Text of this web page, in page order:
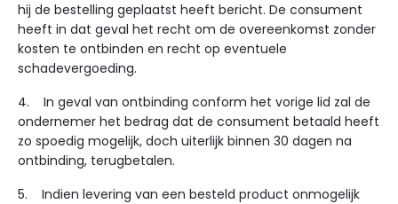
hij de bestelling geplaatst heeft bericht. De consument
heeft in dat geval het recht om de overeenkomst zonder
kosten te ontbinden en recht op eventuele
schadevergoeding.
4. In geval van ontbinding conform het vorige lid zal de
ondernemer het bedrag dat de consument betaald heeft
zo spoedig mogelijk, doch uiterlijk binnen 30 dagen na
ontbinding, terugbetalen.
5. Indien levering van een besteld product onmogelijk